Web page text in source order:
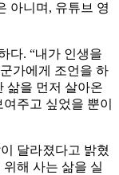
아니며, 유튜브 영
다. “내가 인생을
가에게 조언을 하
삶을 먼저 살아온
주고 싶었을 뿐이
달라졌다고 밝혔
해 사는 삶을 실